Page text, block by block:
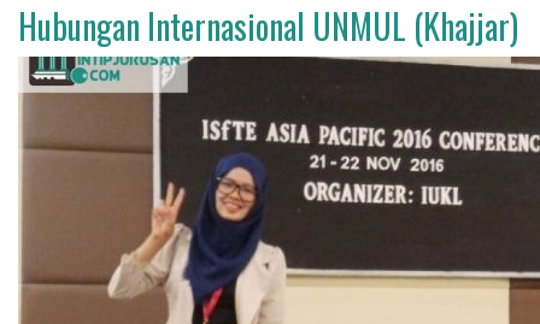
Hubungan Internasional UNMUL (Khajjar)